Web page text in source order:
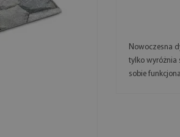
Nowoczesna
tylko wyróżnia
sobie